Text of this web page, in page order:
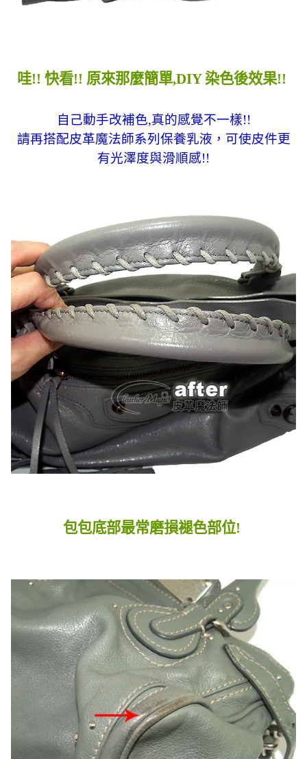
哇!! 快看!! 原來那麼簡單,DIY 染色後效果!!
自己動手改補色,真的感覺不一樣!!
請再搭配皮革魔法師系列保養乳液，可使皮件更
有光澤度與滑順感!!
包包底部最常磨損褪色部位!